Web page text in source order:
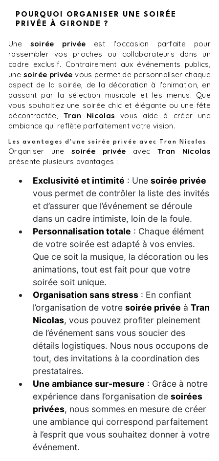
POURQUOI ORGANISER UNE SOIRÉE
PRIVÉE À GIRONDE ?
Une soirée privée est l'occasion parfaite pour
rassembler vos proches ou collaborateurs dans un
cadre exclusif. Contrairement aux événements publics,
une soirée privée vous permet de personnaliser chaque
aspect de la soirée, de la décoration à l'animation, en
passant par la sélection musicale et les menus. Que
vous souhaitiez une soirée chic et élégante ou une fête
décontractée, Tran Nicolas vous aide à créer une
ambiance qui reflète parfaitement votre vision.
Les avantages d'une soirée privée avec Tran Nicolas
Organiser unesoirée privée avec Tran Nicolas
présente plusieurs avantages :
Exclusivité et intimité : Une soirée privée
vous permet de contrôler la liste des invités
et d’assurer que l’événement se déroule
dans un cadre intimiste, loin de la foule.
Personnalisation totale : Chaque élément
de votre soirée est adapté à vos envies.
Que ce soit la musique, la décoration ou les
animations, tout est fait pour que votre
soirée soit unique.
Organisation sans stress : En confiant
l’organisation de votre soirée privée à Tran
Nicolas, vous pouvez profiter pleinement
de l’événement sans vous soucier des
détails logistiques. Nous nous occupons de
tout, des invitations à la coordination des
prestataires.
Une ambiance sur-mesure : Grâce à notre
expérience dans l’organisation de soirées
privées, nous sommes en mesure de créer
une ambiance qui correspond parfaitement
à l’esprit que vous souhaitez donner à votre
événement.